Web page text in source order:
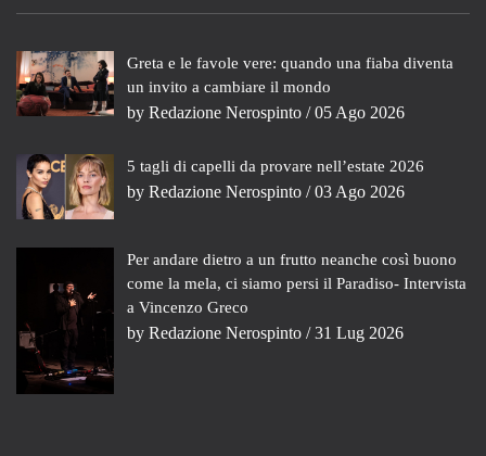
Greta e le favole vere: quando una fiaba diventa
un invito a cambiare il mondo
by Redazione Nerospinto / 05 Ago 2026
5 tagli di capelli da provare nell’estate 2026
by Redazione Nerospinto / 03 Ago 2026
Per andare dietro a un frutto neanche così buono
come la mela, ci siamo persi il Paradiso- Intervista
a Vincenzo Greco
by Redazione Nerospinto / 31 Lug 2026